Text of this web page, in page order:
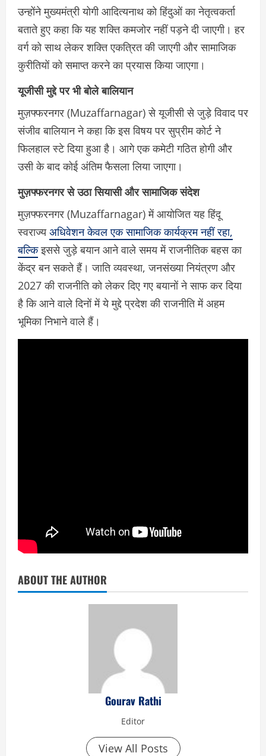
उन्होंने मुख्यमंत्री योगी आदित्यनाथ को हिंदुओं का नेतृत्वकर्ता
बताते हुए कहा कि यह शक्ति कमजोर नहीं पड़ने दी जाएगी। हर
वर्ग को साथ लेकर शक्ति एकत्रित की जाएगी और सामाजिक
कुरीतियों को समाप्त करने का प्रयास किया जाएगा।
यूजीसी मुद्दे पर भी बोले बालियान
मुज़फ्फरनगर (Muzaffarnagar) से यूजीसी से जुड़े विवाद पर
संजीव बालियान ने कहा कि इस विषय पर सुप्रीम कोर्ट ने
फिलहाल स्टे दिया हुआ है। आगे एक कमेटी गठित होगी और
उसी के बाद कोई अंतिम फैसला लिया जाएगा।
मुज़फ्फरनगर से उठा सियासी और सामाजिक संदेश
मुज़फ्फरनगर (Muzaffarnagar) में आयोजित यह हिंदू
स्वराज्यअधिवेशन केवल एक सामाजिक कार्यक्रम नहीं रहा,
बल्किइससे जुड़े बयान आने वाले समय में राजनीतिक बहस का
केंद्र बन सकते हैं। जाति व्यवस्था, जनसंख्या नियंत्रण और
2027 की राजनीति को लेकर दिए गए बयानों ने साफ कर दिया
है कि आने वाले दिनों में ये मुद्दे प्रदेश की राजनीति में अहम
भूमिका निभाने वाले हैं।
ABOUT THE AUTHOR
Gourav Rathi
Editor
View All Posts